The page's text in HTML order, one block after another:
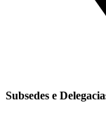
Subsedes e